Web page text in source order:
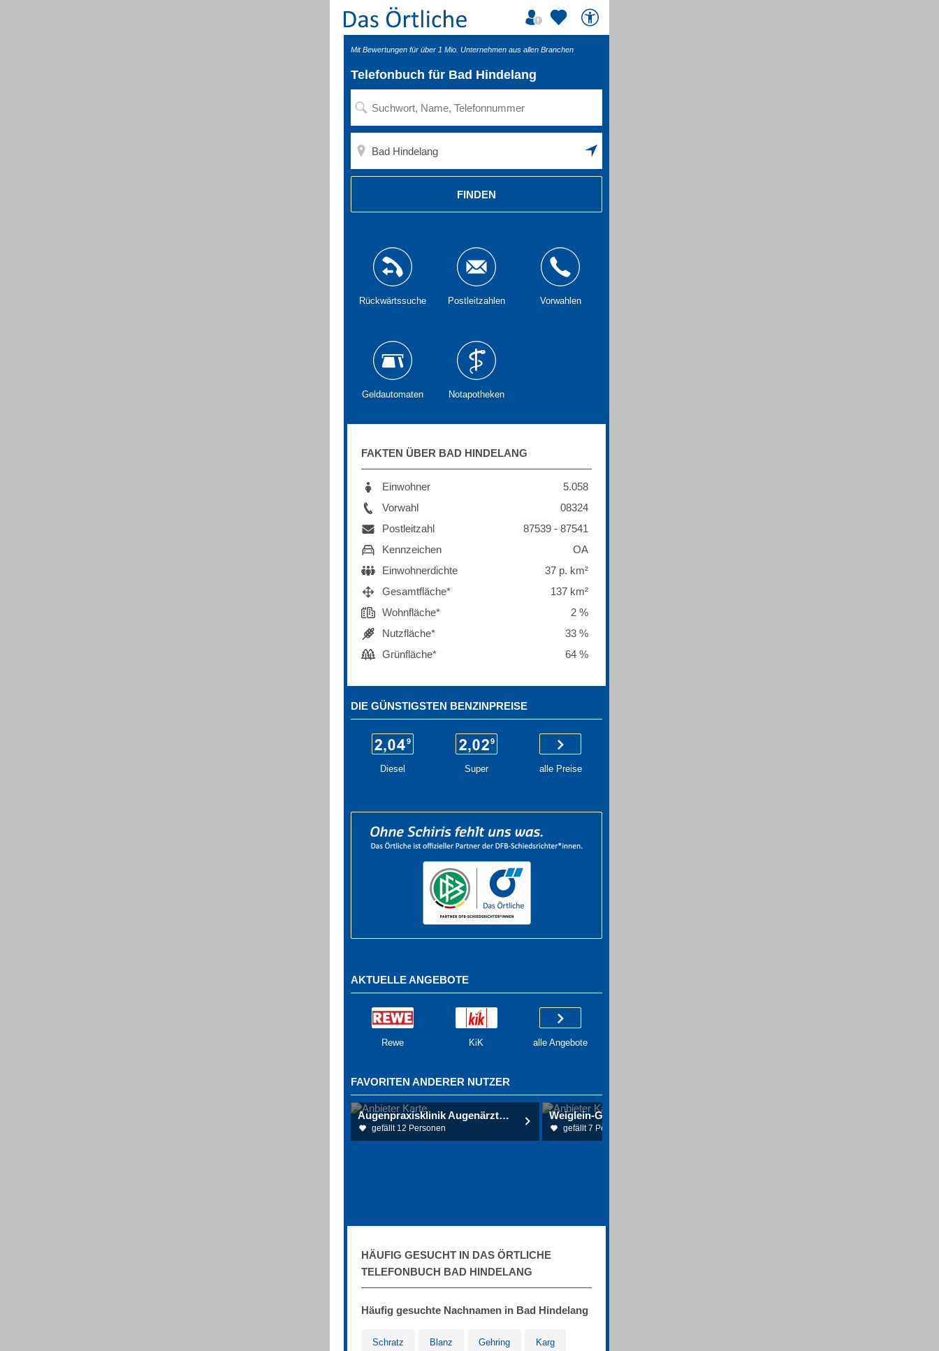
Mit Bewertungen für über 1 Mio. Unternehmen aus allen Branchen
Telefonbuch für Bad Hindelang
FINDEN
Rückwärtssuche Postleitzahlen Vorwahlen
Geldautomaten Notapotheken
FAKTEN ÜBER BAD HINDELANG
Einwohner
5.058
Vorwahl
08324
Postleitzahl
87539 - 87541
Kennzeichen
OA
Einwohnerdichte
37 p. km²
Gesamtfläche*
137 km²
Wohnfläche*
2 %
Nutzfläche*
33 %
Grünfläche*
64 %
DIE GÜNSTIGSTEN BENZINPREISE
Diesel Super alle Preise
AKTUELLE ANGEBOTE
Rewe KiK alle Angebote
FAVORITEN ANDERER NUTZER
Augenpraxisklinik Augenärzte Sokolovska E. Dr., Stefik K. MUDr. & Kollegen , Fomiatti A. Dott./Univ. Varese
gefällt 12 Personen gefällt 7 Personen
HÄUFIG GESUCHT IN DAS ÖRTLICHE
TELEFONBUCH BAD HINDELANG
Häufig gesuchte Nachnamen in Bad Hindelang
Schratz Blanz Gehring Karg